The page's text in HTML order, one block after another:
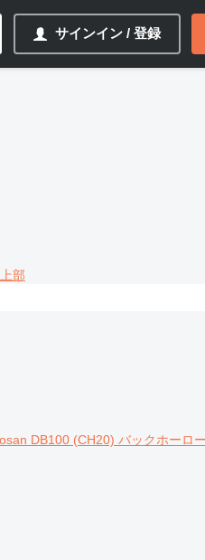
サインイン / 登録
部
DB100 (CH20) バックホーロ